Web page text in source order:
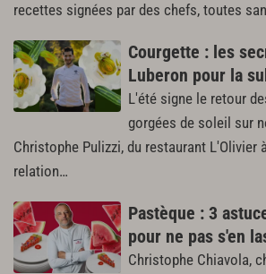
recettes signées par des chefs, toutes
Courgette : les
Luberon pour la
L'été signe le retour
gorgées de soleil sur
Christophe Pulizzi, du restaurant L'Olivier
relation…
Pastèque : 3
pour ne pas s'en
Christophe Chiavola,